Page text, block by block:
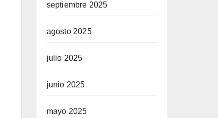
septiembre 2025
agosto 2025
julio 2025
junio 2025
mayo 2025